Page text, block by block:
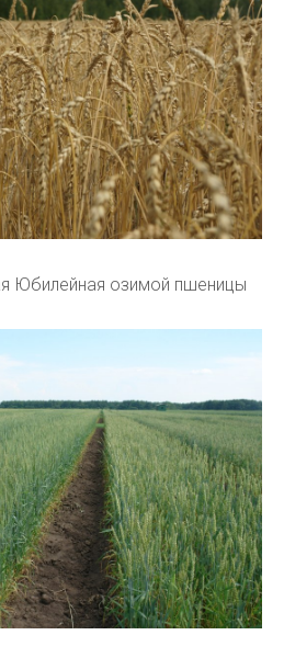
Юбилейная озимой пшеницы